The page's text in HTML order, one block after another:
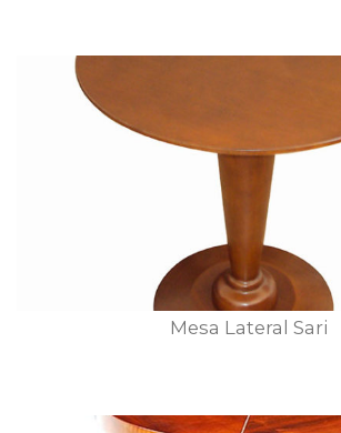
Mesa Lateral Sari